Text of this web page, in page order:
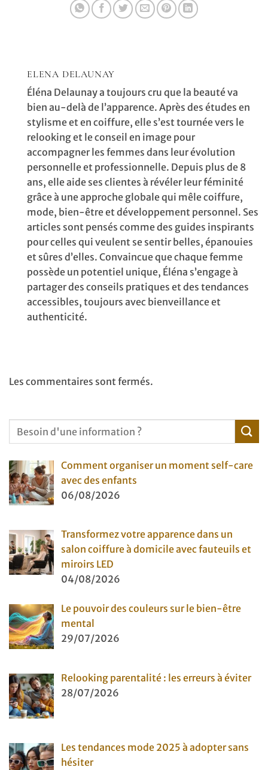
ELENA DELAUNAY
Éléna Delaunay a toujours cru que la beauté va
bien au-delà de l’apparence. Après des études en
stylisme et en coiffure, elle s’est tournée vers le
relooking et le conseil en image pour
accompagner les femmes dans leur évolution
personnelle et professionnelle. Depuis plus de 8
ans, elle aide ses clientes à révéler leur féminité
grâce à une approche globale qui mêle coiffure,
mode, bien-être et développement personnel. Ses
articles sont pensés comme des guides inspirants
pour celles qui veulent se sentir belles, épanouies
et sûres d’elles. Convaincue que chaque femme
possède un potentiel unique, Éléna s’engage à
partager des conseils pratiques et des tendances
accessibles, toujours avec bienveillance et
authenticité.
Les commentaires sont fermés.
Comment organiser un moment self-care
avec des enfants
06/08/2026
Transformez votre apparence dans un
salon coiffure à domicile avec fauteuils et
miroirs LED
04/08/2026
Le pouvoir des couleurs sur le bien-être
mental
29/07/2026
Relooking parentalité : les erreurs à éviter
28/07/2026
Les tendances mode 2025 à adopter sans
hésiter